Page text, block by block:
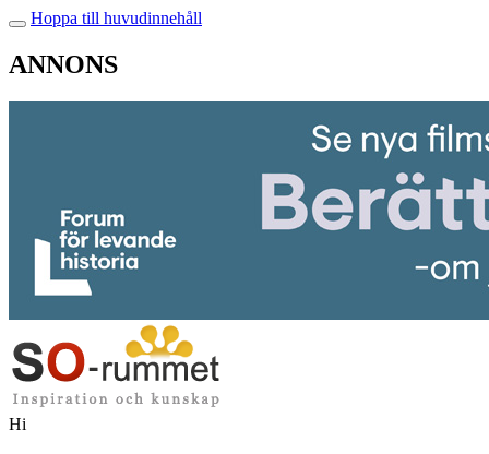
Hoppa till huvudinnehåll
ANNONS
Hi